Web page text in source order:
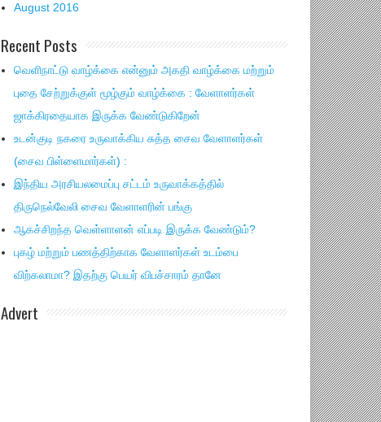
August 2016
Recent Posts
வெளிநாட்டு வாழ்க்கை என்னும் அகதி வாழ்க்கை மற்றும்
புதை சேற்றுக்குள் மூழ்கும் வாழ்க்கை : வேளாளர்கள்
ஜாக்கிரதையாக இருக்க வேண்டுகிறேன்
உடன்குடி நகரை உருவாக்கிய சுத்த சைவ வேளாளர்கள்
(சைவ பிள்ளைமார்கள்) :
இந்திய அரசியலமைப்பு சட்டம் உருவாக்கத்தில்
திருநெல்வேலி சைவ வேளாளரின் பங்கு
ஆகச்சிறந்த வெள்ளாளன் எப்படி இருக்க வேண்டும்?
புகழ் மற்றும் பணத்திற்காக வேளாளர்கள் உடம்பை
விற்கலாமா? இதற்கு பெயர் விபச்சாரம் தானே
Advert